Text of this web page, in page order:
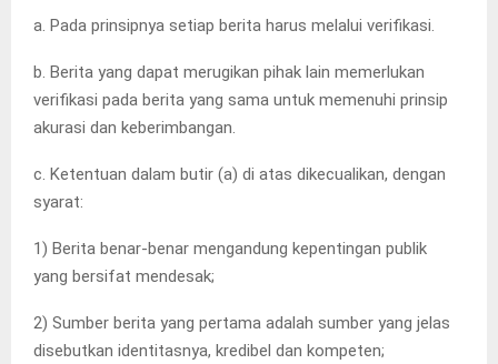
a. Pada prinsipnya setiap berita harus melalui verifikasi.
b. Berita yang dapat merugikan pihak lain memerlukan
verifikasi pada berita yang sama untuk memenuhi prinsip
akurasi dan keberimbangan.
c. Ketentuan dalam butir (a) di atas dikecualikan, dengan
syarat:
1) Berita benar-benar mengandung kepentingan publik
yang bersifat mendesak;
2) Sumber berita yang pertama adalah sumber yang jelas
disebutkan identitasnya, kredibel dan kompeten;